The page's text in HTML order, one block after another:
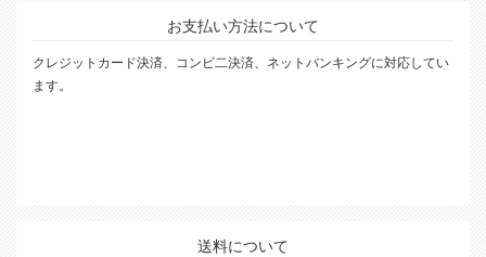
お支払い方法について
クレジットカード決済、コンビ二決済、ネットバンキングに対応してい
ます。
送料について